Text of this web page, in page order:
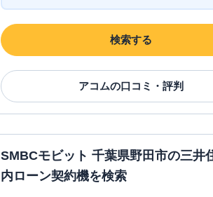
検索する
アコムの口コミ・評判
SMBCモビット 千葉県野田市の三井
内ローン契約機を検索